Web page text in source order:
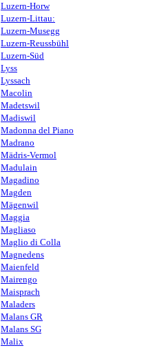
Luzern-Horw
Luzern-Littau:
Luzern-Musegg
Luzern-Reussbühl
Luzern-Süd
Lyss
Lyssach
Macolin
Madetswil
Madiswil
Madonna del Piano
Madrano
Mädris-Vermol
Madulain
Magadino
Magden
Mägenwil
Maggia
Magliaso
Maglio di Colla
Magnedens
Maienfeld
Mairengo
Maisprach
Maladers
Malans GR
Malans SG
Malix